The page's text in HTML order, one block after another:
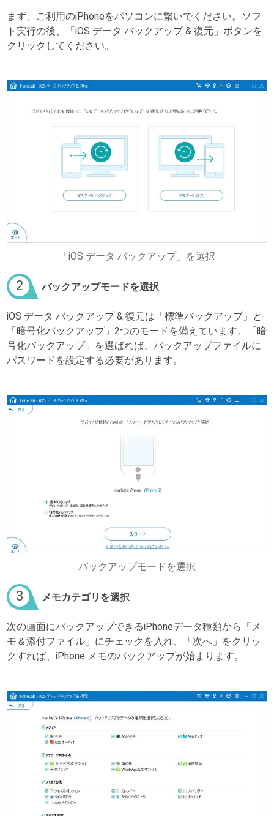
まず、ご利用のiPhoneをパソコンに繋いでください。ソフ
ト実行の後、「iOS データ バックアップ & 復元」ボタンを
クリックしてください。
「iOS データ バックアップ」を選択
2 バックアップモードを選択
iOS データ バックアップ & 復元は「標準バックアップ」と
「暗号化バックアップ」2つのモードを備えています。「暗
号化バックアップ」を選ばれば、バックアップファイルに
パスワードを設定する必要があります。
バックアップモードを選択
3 メモカテゴリを選択
次の画面にバックアップできるiPhoneデータ種類から「メ
モ＆添付ファイル」にチェックを入れ、「次へ」をクリッ
クすれば、iPhone メモのバックアップが始まります。